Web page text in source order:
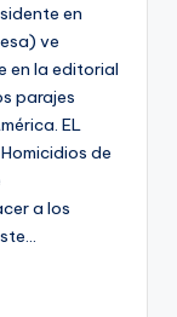
en
ve
en la editorial
parajes
EL
Homicidios de
a los